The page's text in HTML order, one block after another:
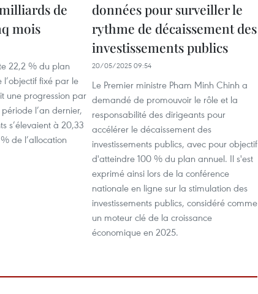
de
mois
22,2 % du plan
fixé par le
une progression par
l’an dernier,
s’élevaient à 20,33
de l’allocation
données pour surveiller le
rythme de décaissement des
investissements publics
20/05/2025 09:54
Le Premier ministre Pham Minh Chinh a
demandé de promouvoir le rôle et la
responsabilité des dirigeants pour
accélérer le décaissement des
investissements publics, avec pour objectif
d'atteindre 100 % du plan annuel. Il s'est
exprimé ainsi lors de la conférence
nationale en ligne sur la stimulation des
investissements publics, considéré comme
un moteur clé de la croissance
économique en 2025.